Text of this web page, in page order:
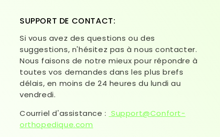
SUPPORT DE CONTACT:
Si vous avez des questions ou des
suggestions, n'hésitez pas à nous contacter.
Nous faisons de notre mieux pour répondre à
toutes vos demandes dans les plus brefs
délais, en moins de 24 heures du lundi au
vendredi.
Courriel d'assistance : Support@Confort-
orthopedique.com